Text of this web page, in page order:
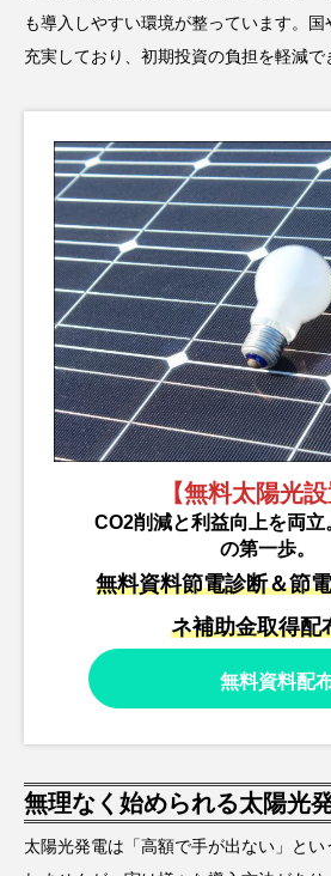
も導入しやすい環境が整っています。
充実しており、初期投資の負担を軽減で
【無料太陽光設
CO2削減と利益向上を両立
の第一歩。
無料資料節電診断＆節
ネ補助金取得配
無料資料配
無理なく始められる太陽光
太陽光発電は「高額で手が出ない」と